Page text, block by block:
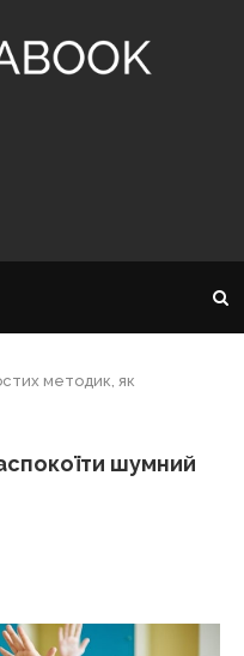
методик, як
шумний